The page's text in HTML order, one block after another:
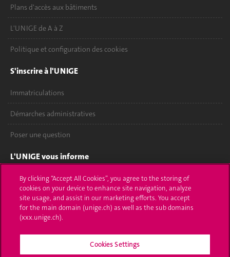
Plans d'accès aux bâtiments
L'UNIGE de A à Z
Politique et configuration des cookies
S'inscrire à l'UNIGE
Immatriculations
Démarches administratives
Poser une question
L'UNIGE vous informe
UNIGE Mobile
Médias
Offres d'emploi
By clicking “Accept All Cookies”, you agree to the storing of
cookies on your device to enhance site navigation, analyze
site usage, and assist in our marketing efforts. You accept
for the main domain (unige.ch) as well as the sub domains
(xxx.unige.ch).
Cookies Settings